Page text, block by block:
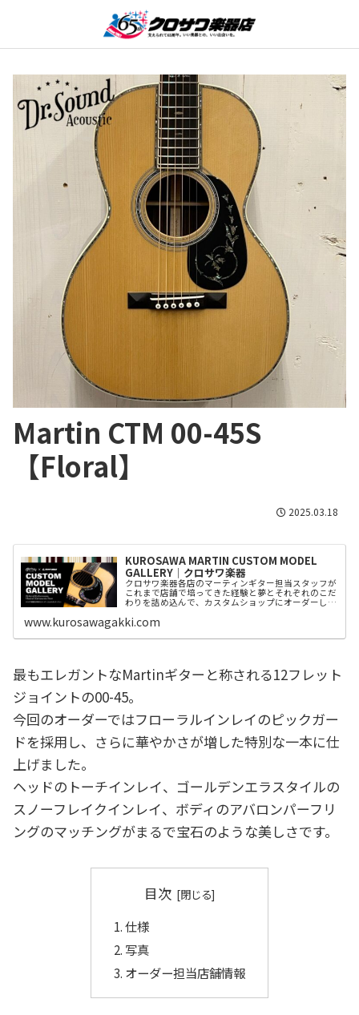
Martin CTM 00-45S
【Floral】
2025.03.18
KUROSAWA MARTIN CUSTOM MODEL
GALLERY│クロサワ楽器
クロサワ楽器各店のマーティンギター担当スタッフが
これまで店舗で培ってきた経験と夢とそれぞれのこだ
わりを詰め込んで、カスタムショップにオーダーした
www.kurosawagakki.com
最もエレガントなMartinギターと称される12フレット
ジョイントの00-45。
今回のオーダーではフローラルインレイのピックガー
ドを採用し、さらに華やかさが増した特別な一本に仕
上げました。
ヘッドのトーチインレイ、ゴールデンエラスタイルの
スノーフレイクインレイ、ボディのアバロンパーフリ
ングのマッチングがまるで宝石のような美しさです。
目次
仕様
写真
オーダー担当店舗情報